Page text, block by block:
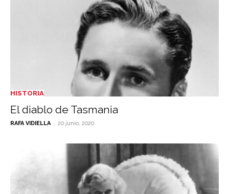
HISTORIA
El diablo de Tasmania
RAFA VIDIELLA - 20 junio, 2020